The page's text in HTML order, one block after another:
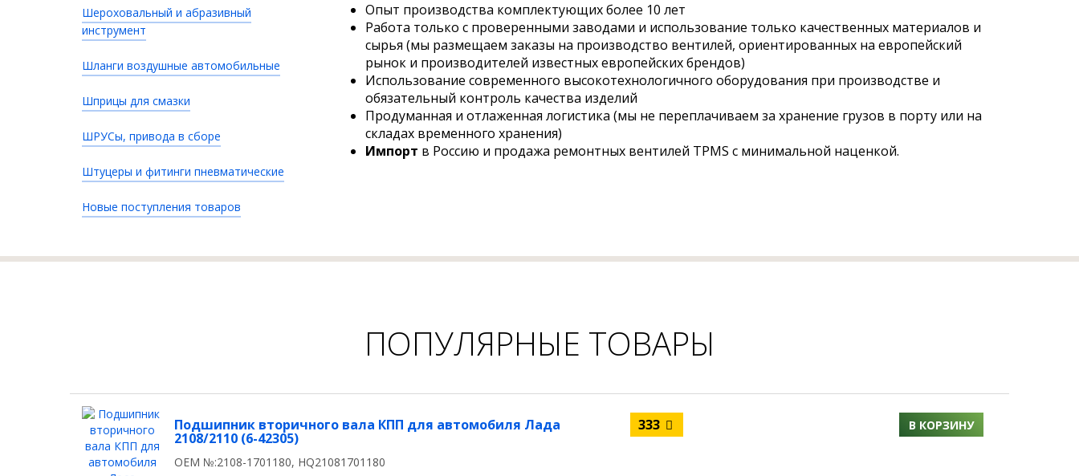
Шероховальный и абразивный
инструмент
Шланги воздушные автомобильные
Шприцы для смазки
ШРУСы, привода в сборе
Штуцеры и фитинги пневматические
Новые поступления товаров
Опыт производства комплектующих более 10 лет
Работа только с проверенными заводами и использование только качественных материалов и
сырья (мы размещаем заказы на производство вентилей, ориентированных на европейский
рынок и производителей известных европейских брендов)
Использование современного высокотехнологичного оборудования при производстве и
обязательный контроль качества изделий
Продуманная и отлаженная логистика (мы не переплачиваем за хранение грузов в порту или на
складах временного хранения)
Импорт в Россию и продажа ремонтных вентилей TPMS с минимальной наценкой.
ПОПУЛЯРНЫЕ ТОВАРЫ
Подшипник вторичного вала КПП для автомобиля Лада
2108/2110 (6-42305)
OEM №:2108-1701180, HQ21081701180
333 В КОРЗИНУ